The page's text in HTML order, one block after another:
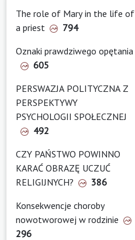
The role of Mary in the life of
a priest
794
Oznaki prawdziwego opętania
605
PERSWAZJA POLITYCZNA Z
PERSPEKTYWY
PSYCHOLOGII SPOŁECZNEJ
492
CZY PAŃSTWO POWINNO
KARAĆ OBRAZĘ UCZUĆ
RELIGIJNYCH?
386
Konsekwencje choroby
nowotworowej w rodzinie
296